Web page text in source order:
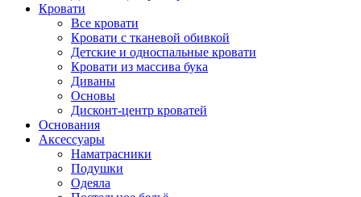
Кровати
Все кровати
Кровати с тканевой обивкой
Детские и односпальные кровати
Кровати из массива бука
Диваны
Основы
Дисконт-центр кроватей
Основания
Аксессуары
Наматрасники
Подушки
Одеяла